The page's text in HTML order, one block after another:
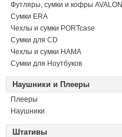
Футляры, сумки и кофры AVALON
Сумки ERA
Чехлы и сумки PORTcase
Сумки для CD
Чехлы и сумки HAMA
Сумки для Ноутбуков
Наушники и Плееры
Плееры
Наушники
Штативы